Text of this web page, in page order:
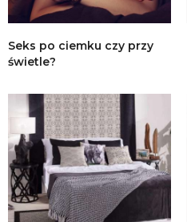
Seks po ciemku czy przy
świetle?